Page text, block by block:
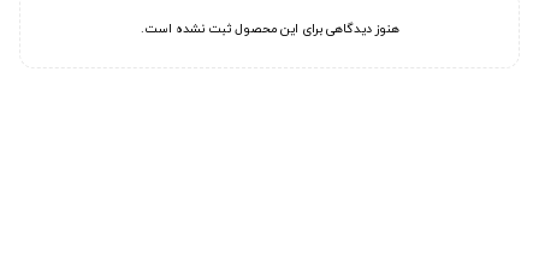
هنوز دیدگاهی برای این محصول ثبت نشده است.